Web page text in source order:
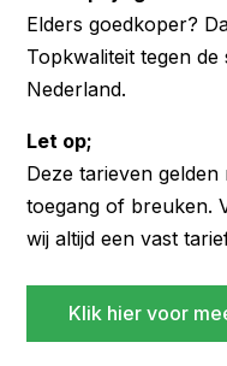
Elders goedkoper?
Topkwaliteit tegen
Nederland.
Let op;
Deze tarieven
toegang of breuken.
wij altijd een vast
Klik hier voor